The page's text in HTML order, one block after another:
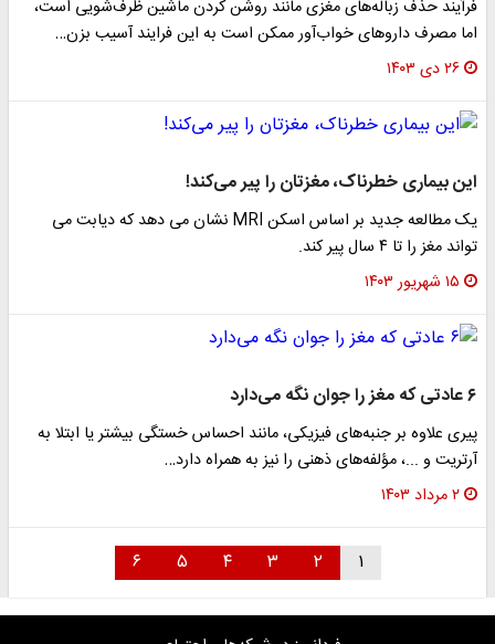
فرآیند حذف زباله‌های مغزی مانند روشن کردن ماشین ظرف‌شویی است،
اما مصرف داروهای خواب‌آور ممکن است به این فرایند آسیب بزن…
۲۶ دی ۱۴۰۳
این بیماری خطرناک، مغزتان را پیر می‌کند!
یک مطالعه جدید بر اساس اسکن MRI نشان می دهد که دیابت می
تواند مغز را تا ۴ سال پیر کند.
۱۵ شهریور ۱۴۰۳
۶ عادتی که مغز را جوان نگه می‌دارد
پیری علاوه بر جنبه‌های فیزیکی، مانند احساس خستگی بیشتر یا ابتلا به
آرتریت و ...، مؤلفه‌های ذهنی را نیز به همراه دارد…
۲ مرداد ۱۴۰۳
۱ ۲ ۳ ۴ ۵ ۶